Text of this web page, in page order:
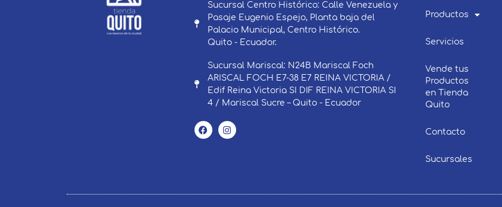
Sucursal Centro Histórico: Calle Venezuela y
Pasaje Eugenio Espejo, Planta baja del
Palacio Municipal, Centro Histórico.
Quito - Ecuador.
Sucursal Mariscal: N24B Mariscal Foch
ARISCAL FOCH E7-38 E7 REINA VICTORIA /
Edif Reina Victoria SI DIF REINA VICTORIA SI
4 / Mariscal Sucre – Quito - Ecuador
Productos
Servicios
Vende tus
Productos
en Tienda
Quito
Contacto
Sucursales